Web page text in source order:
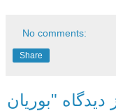
No comments:
Share